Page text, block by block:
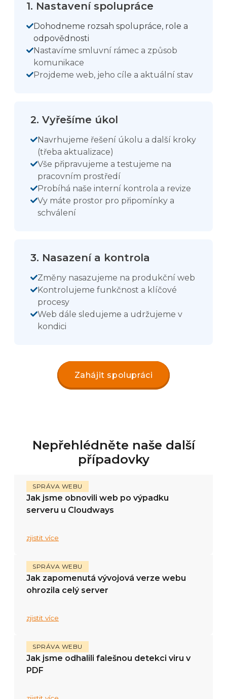
1. Nastavení spolupráce
Dohodneme rozsah spolupráce, role a
odpovědnosti
Nastavíme smluvní rámec a způsob
komunikace
Projdeme web, jeho cíle a aktuální stav
2. Vyřešíme úkol
Navrhujeme řešení úkolu a další kroky
(třeba aktualizace)
Vše připravujeme a testujeme na
pracovním prostředí
Probíhá naše interní kontrola a revize
Vy máte prostor pro připomínky a
schválení
3. Nasazení a kontrola
Změny nasazujeme na produkční web
Kontrolujeme funkčnost a klíčové
procesy
Web dále sledujeme a udržujeme v
kondici
Zahájit spolupráci
Nepřehlédněte naše další
případovky
SPRÁVA WEBU
Jak jsme obnovili web po výpadku
serveru u Cloudways
zjistit více
SPRÁVA WEBU
Jak zapomenutá vývojová verze webu
ohrozila celý server
zjistit více
SPRÁVA WEBU
Jak jsme odhalili falešnou detekci viru v
PDF